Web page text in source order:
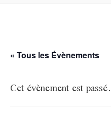
« Tous les Évènements
Cet évènement est passé.